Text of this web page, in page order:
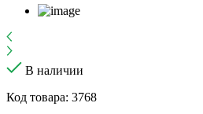
В наличии
Код товара: 3768